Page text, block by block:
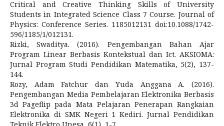
Critical and Creative Thinking Skills of University
Students in Integrated Science Class 7 Course. Journal of
Physics: Conference Series. 1185012131 doi:10.1088/1742-
596/1185/1/012131.
Rizki, Swaditya. (2016). Pengembangan Bahan Ajar
Program Linear Berbasis Kontekstual dan Ict. AKSIOMA:
Jurnal Program Studi Pendidikan Matematika, 5(2), 137-
144.
Rozy, Adam Fatchur dan Yuda Anggana A. (2016).
Pengembangan Media Pembelajaran Elektronika Berbasis
3d Pageflip pada Mata Pelajaran Penerapan Rangkaian
Elektronika di SMK Negeri 1 Kediri. Jurnal Pendidikan